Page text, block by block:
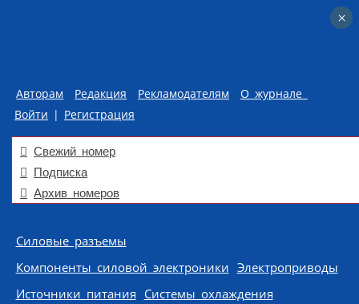
Авторам Редакция Рекламодателям
О журнале
Войти | Регистрация
Свежий номер
Подписка
Архив номеров
Skip to content
Силовые разъемы
Компоненты силовой электроники Электроприводы
Источники питания Системы охлаждения
×
×